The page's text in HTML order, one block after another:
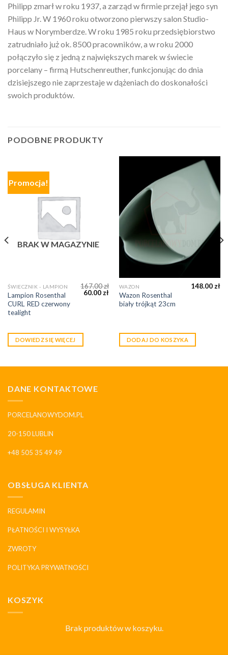
Philipp zmarł w roku 1937, a zarząd w firmie przejął jego syn
Philipp Jr. W 1960 roku otworzono pierwszy salon Studio-
Haus w Norymberdze. W roku 1985 roku przedsiębiorstwo
zatrudniało już ok. 8500 pracowników, a w roku 2000
połączyło się z jedną z największych marek w świecie
porcelany – firmą Hutschenreuther, funkcjonując do dnia
dzisiejszego nie zaprzestaje w dążeniach do doskonałości
swoich produktów.
PODOBNE PRODUKTY
Promocja!
BRAK W MAGAZYNIE
ŚWIECZNIK - LAMPION
Lampion Rosenthal
CURL RED czerwony
tealight
167.00zł
60.00 zł
DOWIEDZ SIĘ WIĘCEJ
WAZON
Wazon Rosenthal
biały trójkąt 23cm
148.00 zł
DODAJ DO KOSZYKA
DANE KONTAKTOWE
PORCELANOWYDOM.PL
20-150 LUBLIN
+48 505 35 49 49
OBSŁUGA KLIENTA
REGULAMIN
PŁATNOŚCI I WYSYŁKA
ZWROTY
POLITYKA PRYWATNOŚCI
KOSZYK
Brak produktów w koszyku.